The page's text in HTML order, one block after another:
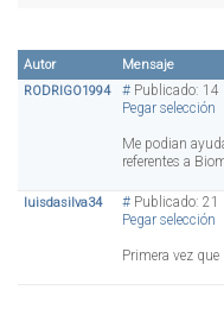
Autor
Mensaje
RODRIGO1994
# Publicado: 14
Pegar selección
Me podian
referentes a
luisdasilva34 # Publicado:
Pegar selección
Primera vez